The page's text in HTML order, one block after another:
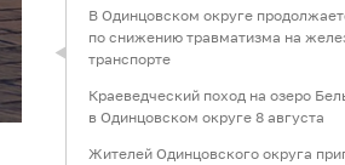
В Одинцовском округе
по снижению травматизма на
транспорте
Краеведческий поход на озеро
в Одинцовском округе 8 августа
Жителей Одинцовского округа